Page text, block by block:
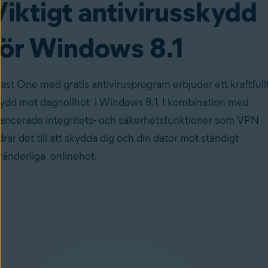
antivirusskydd
Windows 8.1
One med gratis antivirusprogram erbjuder ett
mot dagnollhot i Windows 8.1. I kombination med
integritets- och säkerhetsfunktioner som VPN
det till att skydda dig och din dator mot ständigt
onlinehot.